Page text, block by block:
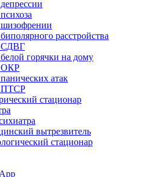
расстройства
СДВГ
горячки на дому
ОКР
атак
ПТСР
стационар
вытрезвитель
стационар